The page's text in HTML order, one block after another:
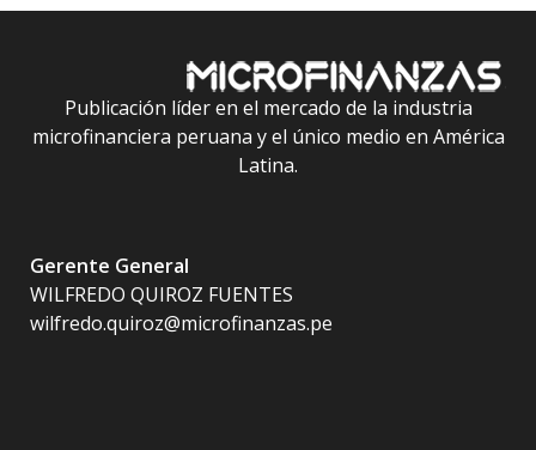
Publicación líder en el mercado de la industria
microfinanciera peruana y el único medio en América
Latina.
Gerente General
WILFREDO QUIROZ FUENTES
wilfredo.quiroz@microfinanzas.pe